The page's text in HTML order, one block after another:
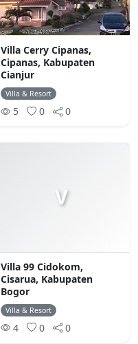
Villa Cerry Cipanas,
Cipanas, Kabupaten
Cianjur
Villa & Resort
5 0 0
V
Villa 99 Cidokom,
Cisarua, Kabupaten
Bogor
Villa & Resort
4 0 0